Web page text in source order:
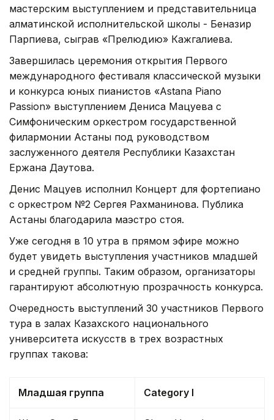
мастерским выступлением и представительница
алматинской исполнительской школы - Беназир
Парпиева, сыграв «Прелюдию» Кажгалиева.
Завершилась церемония открытия Первого
международного фестиваля классической музыки
и конкурса юных пианистов «Astana Piano
Passion» выступлением Дениса Мацуева с
Симфоническим оркестром государственной
филармонии Астаны под руководством
заслуженного деятеля Республики Казахстан
Ержана Даутова.
Денис Мацуев исполнил Концерт для фортепиано
с оркестром №2 Сергея Рахманинова. Публика
Астаны благодарила маэстро стоя.
Уже сегодня в 10 утра в прямом эфире можно
будет увидеть выступления участников младшей
и средней группы. Таким образом, организаторы
гарантируют абсолютную прозрачность конкурса.
Очередность выступлений 30 участников Первого
тура в залах Казахского национального
университета искусств в трех возрастных
группах такова:
Младшая группа Category I